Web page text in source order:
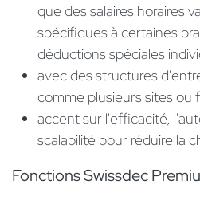
que des salaires horaires
spécifiques à certaines
déductions spéciales
avec des structures
comme plusieurs sites ou
accent sur l'efficacité,
scalabilité pour réduire la
Fonctions Swissdec